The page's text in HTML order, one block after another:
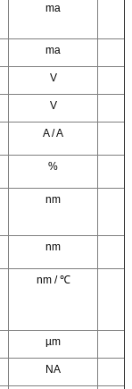
ma
ma
V
V
A / A
%
nm
nm
nm / ℃
µm
NA